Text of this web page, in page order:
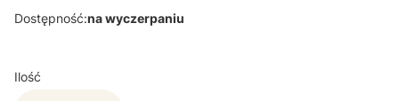
Dostępność:na wyczerpaniu
Ilość